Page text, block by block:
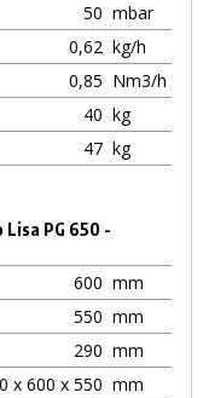
50 mbar
0,62 kg/h
0,85 Nm3/h
40 kg
47 kg
Lisa PG 650 -
600 mm
550 mm
290 mm
x 600 x 550 mm